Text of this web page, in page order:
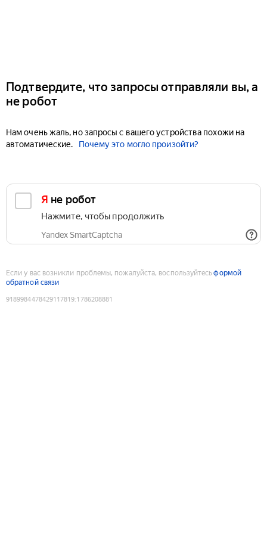
Подтвердите, что запросы отправляли вы, а
не робот
Нам очень жаль, но запросы с вашего устройства похожи на
автоматические.
Почему это могло произойти?
Я не робот
Нажмите, чтобы продолжить
Yandex SmartCaptcha
Если у вас возникли проблемы, пожалуйста, воспользуйтесьформой
обратной связи
9189984478429117819:1786208881